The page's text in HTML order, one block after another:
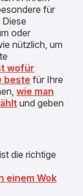
für
oder
nützlich, um
wofür
beste für Ihre
wie man
und geben
die richtige
einem Wok